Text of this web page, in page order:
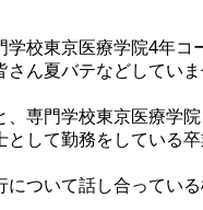
校東京医療学院4年コ
ん夏バテなどしてい
専門学校東京医療学院
して勤務をしている
ついて話し合っている